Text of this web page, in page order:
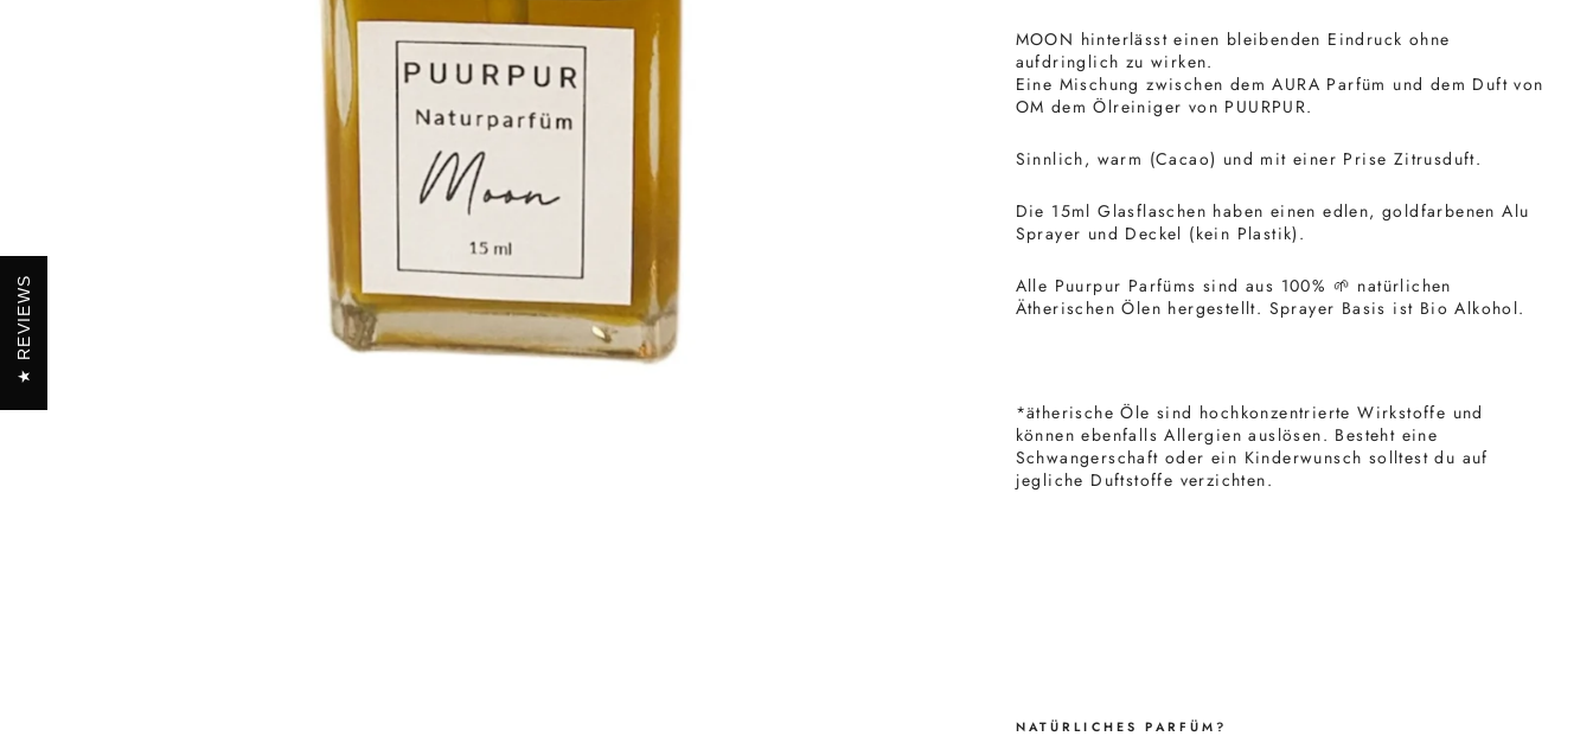
MOON hinterlässt einen bleibenden Eindruck ohne
aufdringlich zu wirken.
Eine Mischung zwischen dem AURA Parfüm und dem Duft von
OM dem Ölreiniger von PUURPUR.
Sinnlich, warm (Cacao) und mit einer Prise Zitrusduft.
Die 15ml Glasflaschen haben einen edlen, goldfarbenen Alu
Sprayer und Deckel (kein Plastik).
Alle Puurpur Parfüms sind aus 100% 🌱 natürlichen
Ätherischen Ölen hergestellt. Sprayer Basis ist Bio Alkohol.
*ätherische Öle sind hochkonzentrierte Wirkstoffe und
können ebenfalls Allergien auslösen. Besteht eine
Schwangerschaft oder ein Kinderwunsch solltest du auf
jegliche Duftstoffe verzichten.
NATÜRLICHES PARFÜM?
REVIEWS